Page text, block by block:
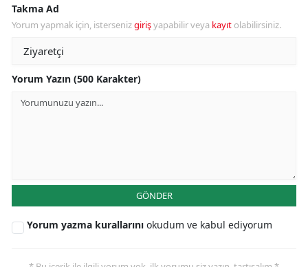
Takma Ad
Yorum yapmak için, istersenizgirişyapabilir veya kayıt olabilirsiniz.
Yorum Yazın (500 Karakter)
GÖNDER
Yorum yazma kurallarını okudum ve kabul ediyorum